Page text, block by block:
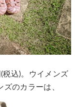
税込)。ウイメンズ
のカラーは、